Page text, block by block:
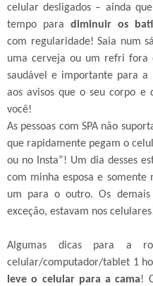
celular desligados – ainda
tempo para diminuir os
com regularidade! Saia num
uma cerveja ou um refri fora
saudável e importante para a
aos avisos que o seu corpo e
você!
As pessoas com SPA não
que rapidamente pegam o
ou no Insta”! Um dia desses
com minha esposa e somente
um para o outro. Os
exceção, estavam nos
Algumas dicas para a
celular/computador/tablet 1
leve o celular para a cama!